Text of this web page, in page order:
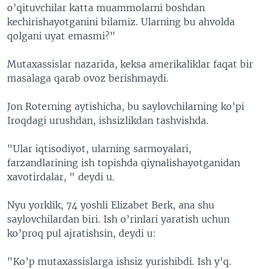
o’qituvchilar katta muammolarni boshdan
kechirishayotganini bilamiz. Ularning bu ahvolda
qolgani uyat emasmi?"
Mutaxassislar nazarida, keksa amerikaliklar faqat bir
masalaga qarab ovoz berishmaydi.
Jon Roterning aytishicha, bu saylovchilarning ko’pi
Iroqdagi urushdan, ishsizlikdan tashvishda.
"Ular iqtisodiyot, ularning sarmoyalari,
farzandlarining ish topishda qiynalishayotganidan
xavotirdalar, " deydi u.
Nyu yorklik, 74 yoshli Elizabet Berk, ana shu
saylovchilardan biri. Ish o’rinlari yaratish uchun
ko’proq pul ajratishsin, deydi u:
"Ko’p mutaxassislarga ishsiz yurishibdi. Ish y’q.